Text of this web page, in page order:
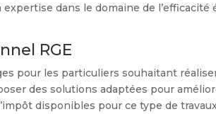
dans le domaine de l’efficacité
RGE
pour les particuliers souhaitant
des solutions adaptées pour
disponibles pour ce type de